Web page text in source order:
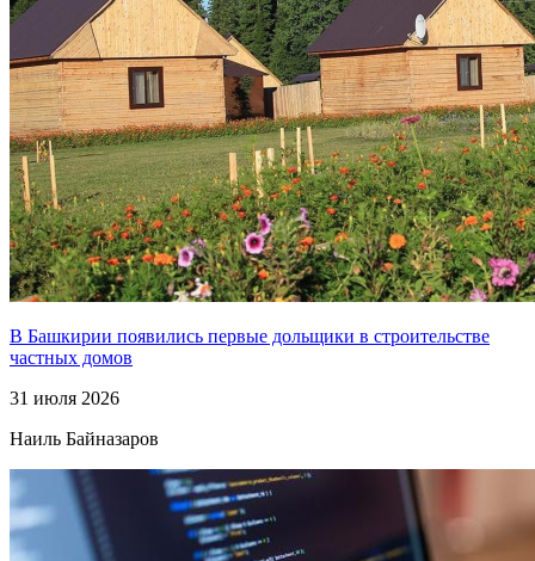
В Башкирии появились первые дольщики в строительстве
частных домов
31 июля 2026
Наиль Байназаров